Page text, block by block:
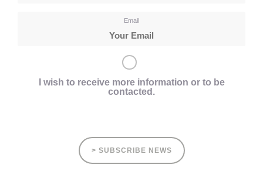
Email
I wish to receive more information or to be
contacted.
> SUBSCRIBE NEWS